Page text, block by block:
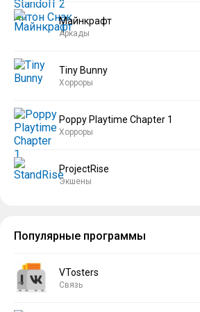
Майнкрафт
Аркады
Tiny Bunny
Хорроры
Poppy Playtime Chapter 1
Хорроры
ProjectRise
Экшены
Популярные программы
VTosters
Связь